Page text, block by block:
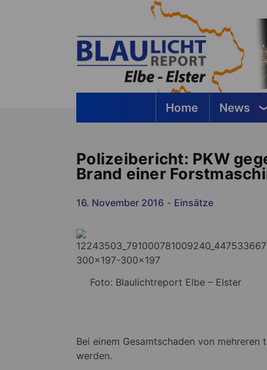
Home News
Polizeibericht: PKW
Brand einer
16. November 2016 - Einsätze
Foto: Blaulichtreport Elbe – Elster
Bei einem Gesamtschaden von
werden.